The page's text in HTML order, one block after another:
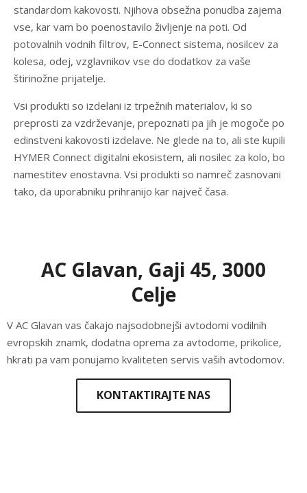
standardom kakovosti. Njihova obsežna ponudba zajema
vse, kar vam bo poenostavilo življenje na poti. Od
potovalnih vodnih filtrov, E-Connect sistema, nosilcev za
kolesa, odej, vzglavnikov vse do dodatkov za vaše
štirinožne prijatelje.
Vsi produkti so izdelani iz trpežnih materialov, ki so
preprosti za vzdrževanje, prepoznati pa jih je mogoče po
edinstveni kakovosti izdelave. Ne glede na to, ali ste kupili
HYMER Connect digitalni ekosistem, ali nosilec za kolo, bo
namestitev enostavna. Vsi produkti so namreč zasnovani
tako, da uporabniku prihranijo kar največ časa.
AC Glavan, Gaji 45, 3000
Celje
V AC Glavan vas čakajo najsodobnejši avtodomi vodilnih
evropskih znamk, dodatna oprema za avtodome, prikolice,
hkrati pa vam ponujamo kvaliteten servis vaših avtodomov.
KONTAKTIRAJTE NAS